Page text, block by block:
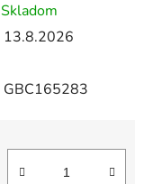
Skladom
13.8.2026
GBC165283